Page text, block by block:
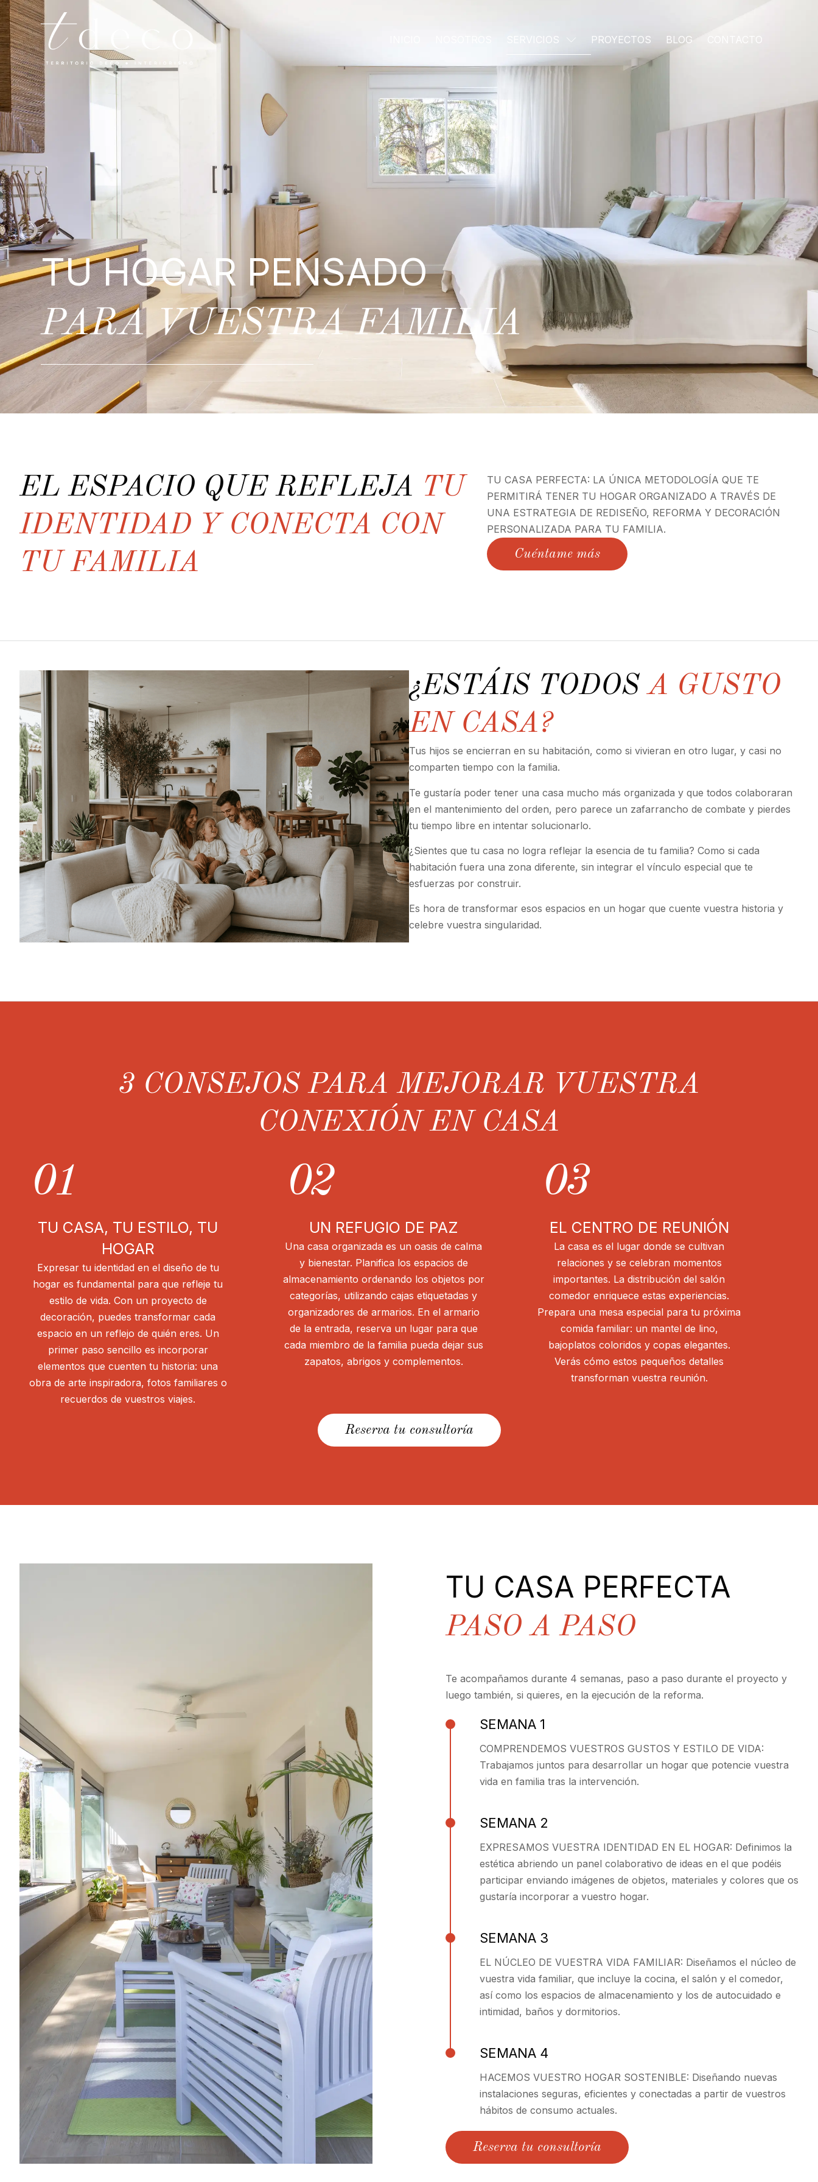
SERVICIOS PROYECTOS BLOG CONTACTO
TU HOGAR PENSADO
PARA VUESTRA FAMILIA
EL ESPACIO QUE REFLEJA TU
IDENTIDAD Y CONECTA CON
TU FAMILIA
TU CASA PERFECTA: LA ÚNICA METODOLOGÍA QUE TE
PERMITIRÁ TENER TU HOGAR ORGANIZADO A TRAVÉS DE
UNA ESTRATEGIA DE REDISEÑO, REFORMA Y DECORACIÓN
PERSONALIZADA PARA TU FAMILIA.
Cuéntame más
¿ESTÁIS TODOSA GUSTO
EN CASA?
Tus hijos se encierran en su habitación, como si vivieran en otro lugar, y casi no
comparten tiempo con la familia.
Te gustaría poder tener una casa mucho más organizada y que todos colaboraran
en el mantenimiento del orden, pero parece un zafarrancho de combate y pierdes
tu tiempo libre en intentar solucionarlo.
¿Sientes que tu casa no logra reflejar la esencia de tu familia? Como si cada
habitación fuera una zona diferente, sin integrar el vínculo especial que te
esfuerzas por construir.
Es hora de transformar esos espacios en un hogar que cuente vuestra historia y
celebre vuestra singularidad.
3 CONSEJOS PARA MEJORAR VUESTRA
CONEXIÓN EN CASA
01
TU CASA, TU ESTILO, TU
HOGAR
Expresar tu identidad en el diseño de tu
hogar es fundamental para que refleje tu
estilo de vida. Con un proyecto de
decoración, puedes transformar cada
espacio en un reflejo de quién eres. Un
primer paso sencillo es incorporar
elementos que cuenten tu historia: una
obra de arte inspiradora, fotos familiares o
recuerdos de vuestros viajes.
02
UN REFUGIO DE PAZ
Una casa organizada es un oasis de calma
y bienestar. Planifica los espacios de
almacenamiento ordenando los objetos por
categorías, utilizando cajas etiquetadas y
organizadores de armarios. En el armario
de la entrada, reserva un lugar para que
cada miembro de la familia pueda dejar sus
zapatos, abrigos y complementos.
03
EL CENTRO DE REUNIÓN
La casa es el lugar donde se cultivan
relaciones y se celebran momentos
importantes. La distribución del salón
comedor enriquece estas experiencias.
Prepara una mesa especial para tu próxima
comida familiar: un mantel de lino,
bajoplatos coloridos y copas elegantes.
Verás cómo estos pequeños detalles
transforman vuestra reunión.
Reserva tu consultoría
TU CASA PERFECTA
PASO A PASO
Te acompañamos durante 4 semanas, paso a paso durante el proyecto y
luego también, si quieres, en la ejecución de la reforma.
SEMANA 1
COMPRENDEMOS VUESTROS GUSTOS Y ESTILO DE VIDA:
Trabajamos juntos para desarrollar un hogar que potencie vuestra
vida en familia tras la intervención.
SEMANA 2
EXPRESAMOS VUESTRA IDENTIDAD EN EL HOGAR: Definimos la
estética abriendo un panel colaborativo de ideas en el que podéis
participar enviando imágenes de objetos, materiales y colores que os
gustaría incorporar a vuestro hogar.
SEMANA 3
EL NÚCLEO DE VUESTRA VIDA FAMILIAR: Diseñamos el núcleo de
vuestra vida familiar, que incluye la cocina, el salón y el comedor,
así como los espacios de almacenamiento y los de autocuidado e
intimidad, baños y dormitorios.
SEMANA 4
HACEMOS VUESTRO HOGAR SOSTENIBLE: Diseñando nuevas
instalaciones seguras, eficientes y conectadas a partir de vuestros
hábitos de consumo actuales.
Reserva tu consultoría